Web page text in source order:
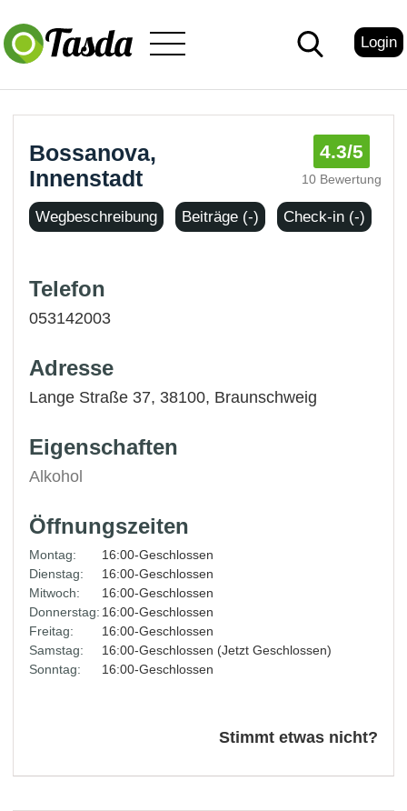
Login
Bossanova,
Innenstadt
4.3/5
10 Bewertung
Wegbeschreibung Beiträge (-) Check-in (-)
Telefon
053142003
Adresse
Lange Straße 37, 38100, Braunschweig
Eigenschaften
Alkohol
Öffnungszeiten
Montag:
16:00-Geschlossen
Dienstag:
16:00-Geschlossen
Mitwoch:
16:00-Geschlossen
Donnerstag: 16:00-Geschlossen
Freitag:
16:00-Geschlossen
Samstag:
16:00-Geschlossen (Jetzt Geschlossen)
Sonntag:
16:00-Geschlossen
Stimmt etwas nicht?